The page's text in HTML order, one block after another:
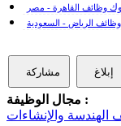
وظائف القاهرة - مصر
وظائف الرياض - السعودية
مشاركة إبلاغ
مجال الوظيفة :
الهندسة والإنشاءات